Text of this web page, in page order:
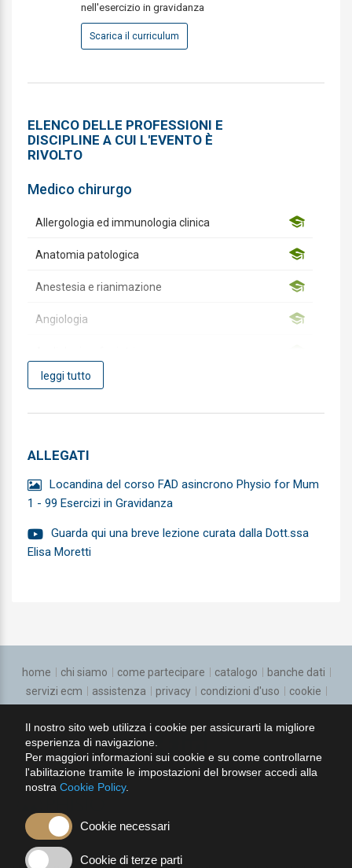
Il nostro sito web utilizza i cookie per assicurarti la migliore
esperienza di navigazione.
Per maggiori informazioni sui cookie e su come controllarne
l'abilitazione tramite le impostazioni del browser accedi alla
nostra Cookie Policy.
Cookie necessari
Cookie di terze parti
nell'esercizio in gravidanza
Scarica il curriculum
ELENCO DELLE PROFESSIONI E
DISCIPLINE A CUI L'EVENTO È
RIVOLTO
Medico chirurgo
Allergologia ed immunologia clinica
Anatomia patologica
Anestesia e rianimazione
Angiologia
Biochimica clinica
Cardiochirurgia
Cardiologia
Chirurgia Generale
Chirurgia pediatrica
Continuita assistenziale
Cure Palliative
Dermatologia e venereologia
Direzione medica di presidio ospedaliero
Endocrinologia
leggi tutto
ALLEGATI
Locandina del corso FAD asincrono Physio for Mum
1 - 99 Esercizi in Gravidanza
Guarda qui una breve lezione curata dalla Dott.ssa
Elisa Moretti
home chi siamo come partecipare catalogo
banche dati
servizi ecm
assistenza privacy condizioni d'uso
cookie
seguici su: